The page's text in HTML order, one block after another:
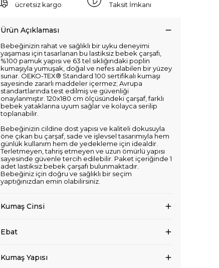
ücretsiz kargo
Taksit İmkanı
Ürün Açıklaması
Bebeğinizin rahat ve sağlıklı bir uyku deneyimi
yaşaması için tasarlanan bu lastiksiz bebek çarşafı,
%100 pamuk yapısı ve 63 tel sıklığındaki poplin
kumaşıyla yumuşak, doğal ve nefes alabilen bir yüzey
sunar. OEKO-TEX® Standard 100 sertifikalı kumaşı
sayesinde zararlı maddeler içermez; Avrupa
standartlarında test edilmiş ve güvenliği
onaylanmıştır. 120x180 cm ölçüsündeki çarşaf, farklı
bebek yataklarına uyum sağlar ve kolayca serilip
toplanabilir.
Bebeğinizin cildine dost yapısı ve kaliteli dokusuyla
öne çıkan bu çarşaf, sade ve işlevsel tasarımıyla hem
günlük kullanım hem de yedekleme için idealdir.
Terletmeyen, tahriş etmeyen ve uzun ömürlü yapısı
sayesinde güvenle tercih edilebilir. Paket içeriğinde 1
adet lastiksiz bebek çarşafı bulunmaktadır.
Bebeğiniz için doğru ve sağlıklı bir seçim
yaptığınızdan emin olabilirsiniz.
Kumaş Cinsi
Ebat
Kumaş Yapısı